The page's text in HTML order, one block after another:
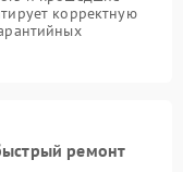
корректную
ремонт